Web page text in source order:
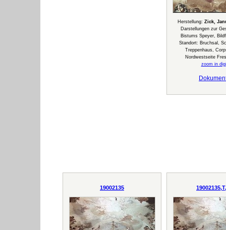
Herstellung: Zick,
Darstellungen zur
Bistums Speyer,
Standort: Bruchsal,
Treppenhaus,
Nordwestseite
zoom in
19002135